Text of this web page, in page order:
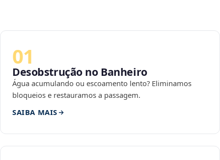
01
Desobstrução no Banheiro
Água acumulando ou escoamento lento? Eliminamos
bloqueios e restauramos a passagem.
SAIBA MAIS